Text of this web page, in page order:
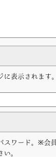
に表示されます
スワード。※会
い。